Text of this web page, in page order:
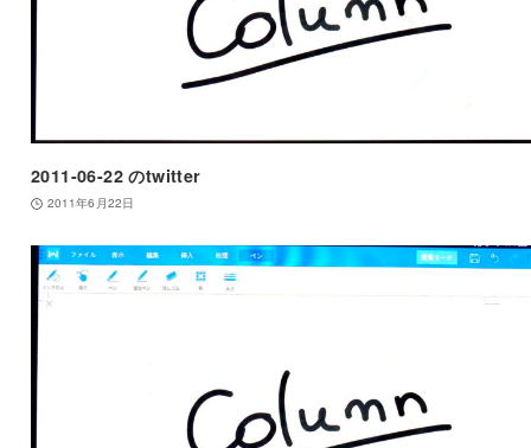
2011-06-22 のtwitter
2011年6月22日